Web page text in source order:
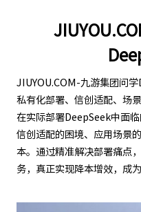
JIUYOU.COM-九游集团问
私有化部署、信创适配、场
在实际部署DeepSeek中面
信创适配的困境、应用场景
本。通过精准解决部署痛点
务，真正实现降本增效，成